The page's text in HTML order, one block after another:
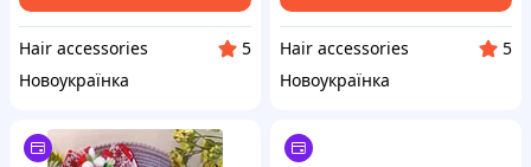
Hair accessories
5
Новоукраїнка
Hair accessories
5
Новоукраїнка